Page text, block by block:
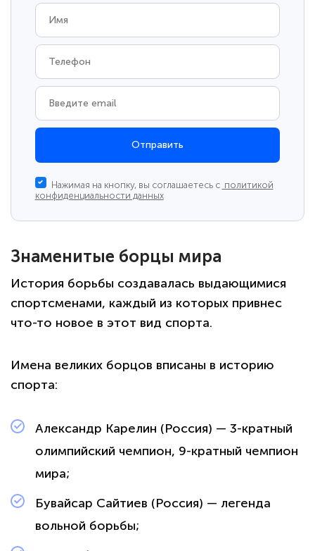
Отправить
Нажимая на кнопку, вы соглашаетесь с политикой
конфиденциальности данных
Знаменитые борцы мира
История борьбы создавалась выдающимися
спортсменами, каждый из которых привнес
что-то новое в этот вид спорта.
Имена великих борцов вписаны в историю
спорта:
Александр Карелин (Россия) — 3-кратный
олимпийский чемпион, 9-кратный чемпион
мира;
Бувайсар Сайтиев (Россия) — легенда
вольной борьбы;